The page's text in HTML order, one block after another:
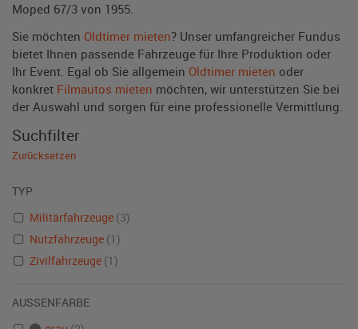
Moped 67/3 von 1955.
Sie möchten Oldtimer mieten? Unser umfangreicher Fundus
bietet Ihnen passende Fahrzeuge für Ihre Produktion oder
Ihr Event. Egal ob Sie allgemein Oldtimer mieten oder
konkret Filmautos mieten möchten, wir unterstützen Sie bei
der Auswahl und sorgen für eine professionelle Vermittlung.
Suchfilter
Zurücksetzen
TYP
Militärfahrzeuge (3)
Nutzfahrzeuge (1)
Zivilfahrzeuge (1)
AUSSENFARBE